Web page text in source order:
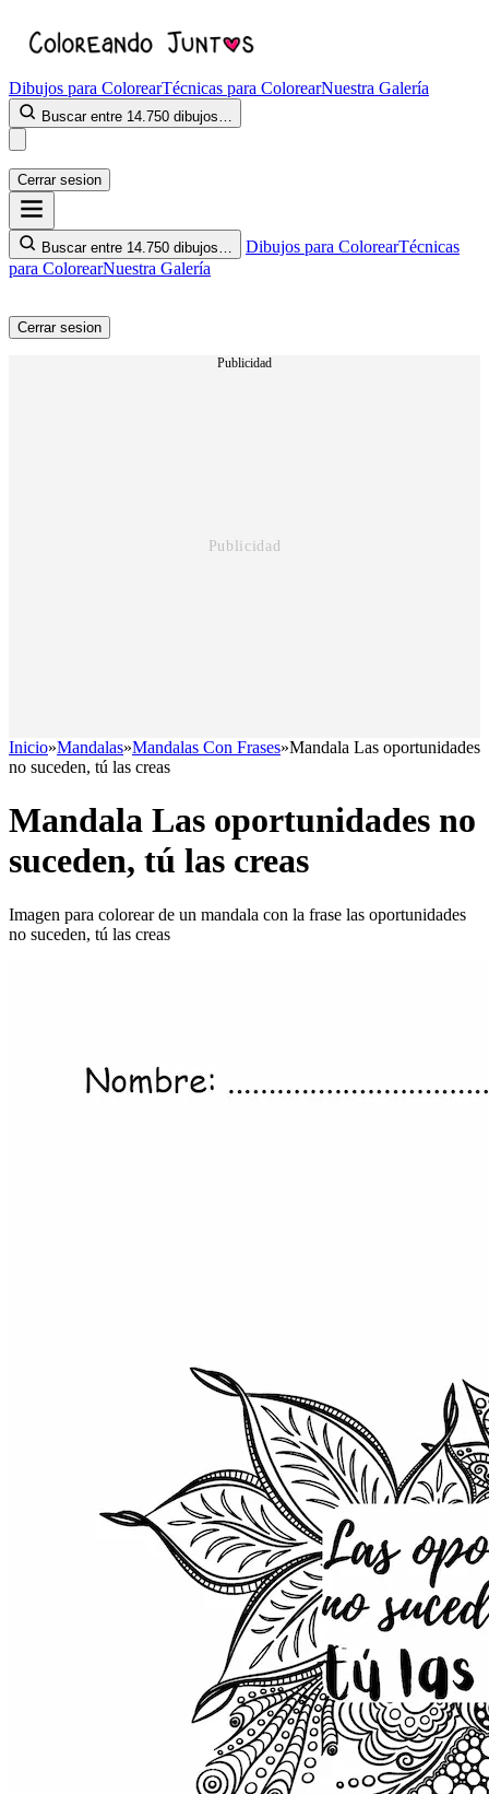
Dibujos para ColorearTécnicas para ColorearNuestra Galería
Buscar entre 14.750 dibujos…
Cerrar sesion
Buscar entre 14.750 dibujos… Dibujos para ColorearTécnicas
para ColorearNuestra Galería
Cerrar sesion
Publicidad
Inicio»Mandalas»Mandalas Con Frases»Mandala Las oportunidades
no suceden, tú las creas
Mandala Las oportunidades no
suceden, tú las creas
Imagen para colorear de un mandala con la frase las oportunidades
no suceden, tú las creas